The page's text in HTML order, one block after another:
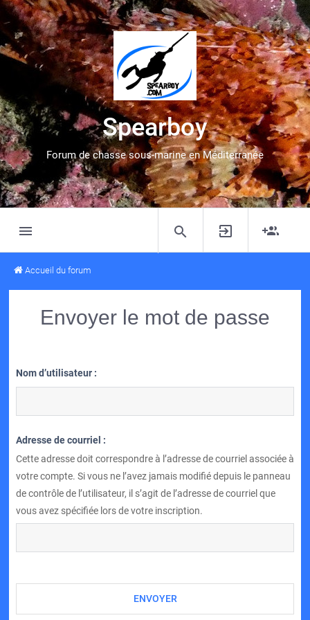
Spearboy
Forum de chasse sous-marine en Méditerranée
Accueil du forum
Envoyer le mot de passe
Nom d’utilisateur :
Adresse de courriel :
Cette adresse doit correspondre à l’adresse de courriel associée à
votre compte. Si vous ne l’avez jamais modifié depuis le panneau
de contrôle de l’utilisateur, il s’agit de l’adresse de courriel que
vous avez spécifiée lors de votre inscription.